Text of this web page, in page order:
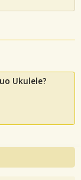
Ukulele?